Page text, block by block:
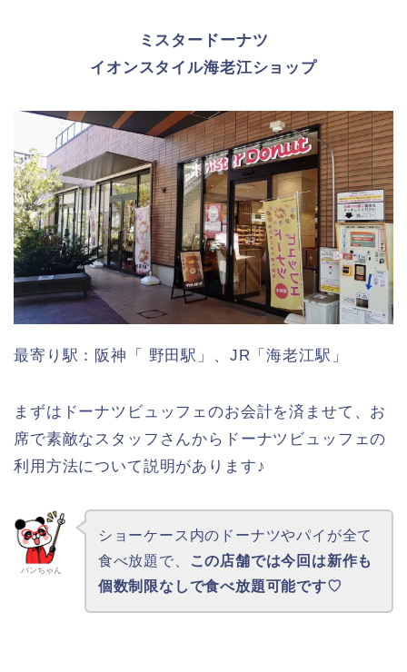
到着
ということで、訪れた店舗は～
ミスタードーナツ
イオンスタイル海老江ショップ
最寄り駅：阪神「 野田駅」、JR「海老江駅」